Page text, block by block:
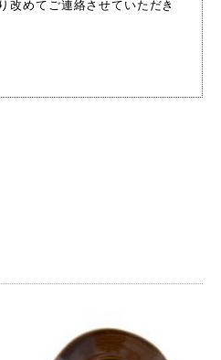
改めてご連絡させていただき